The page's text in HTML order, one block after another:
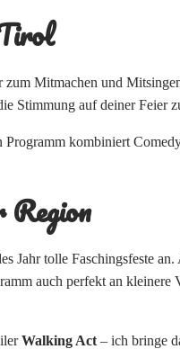
Mitmachen und
Stimmung auf deiner Feier
kombiniert
Jahr tolle Faschingsfeste
auch perfekt an kleinere
Walking Act – ich bringe